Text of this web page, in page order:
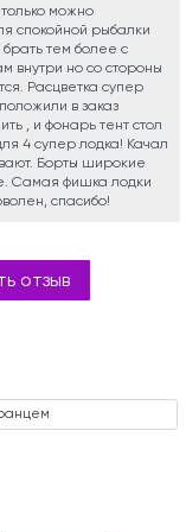
можно
спокойной рыбалки
тем более с
внутри но со стороны
Расцветка супер
в заказ
, и фонарь тент стол
4 супер лодка! Качал
Борты широкие
Самая фишка лодки
спасибо!
отзыв